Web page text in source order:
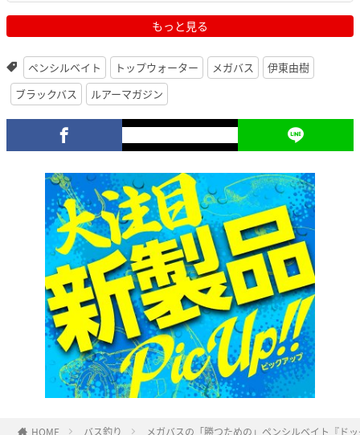
もっと見る
ペンシルベイト トップウォーター メガバス
伊東由樹
ブラックバス
ルアーマガジン
HOME バス釣り メガバスの「勝つための」ペンシルベイト『ド